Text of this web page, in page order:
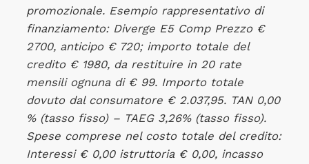
promozionale. Esempio rappresentativo di
finanziamento: Diverge E5 Comp Prezzo €
2700, anticipo € 720; importo totale del
credito € 1980, da restituire in 20 rate
mensili ognuna di € 99. Importo totale
dovuto dal consumatore € 2.037,95. TAN 0,00
% (tasso fisso) – TAEG 3,26% (tasso fisso).
Spese comprese nel costo totale del credito:
Interessi € 0,00 istruttoria € 0,00, incasso